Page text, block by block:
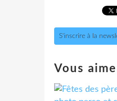
S'inscrire à la
Vous